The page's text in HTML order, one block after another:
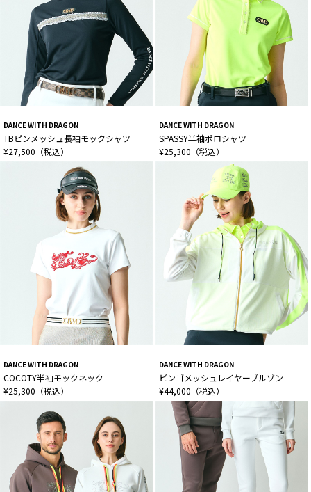
DANCE WITH DRAGON
TBピンメッシュ長袖モックシャツ
¥27,500（税込）
DANCE WITH DRAGON
SPASSY半袖ポロシャツ
¥25,300（税込）
DANCE WITH DRAGON
COCOTY半袖モックネック
¥25,300（税込）
DANCE WITH DRAGON
ビンゴメッシュレイヤーブルゾン
¥44,000（税込）